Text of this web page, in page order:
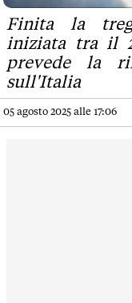
Finita la
iniziata tra il
prevede la
sull'Italia
05 agosto 2025 alle 17:06